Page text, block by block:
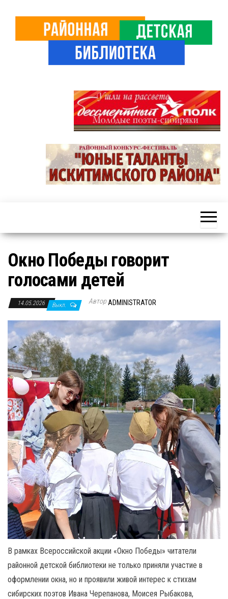
детская
библиотека
Искитимского
района
Окно Победы говорит
голосами детей
14.05.2026 Выкл. АвторADMINISTRATOR
В рамках Всероссийской акции «Окно Победы» читатели
районной детской библиотеки не только приняли участие в
оформлении окна, но и проявили живой интерес к стихам
сибирских поэтов Ивана Черепанова, Моисея Рыбакова,